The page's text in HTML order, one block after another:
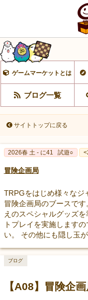
ゲームマーケットとは
ブログ一覧
サイトトップに戻る
2026春 土 - に41 試遊○
冒険企画局
TRPGをはじめ様々なジ
冒険企画局のブースで
えのスペシャルグッズ
トプレイを実施します
い。 その他にも隠し玉
【A08】冒険企
ブログ